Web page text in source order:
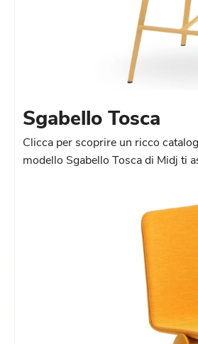
Sgabello Tosca
Clicca per scoprire un ricco
modello Sgabello Tosca di Midj ti